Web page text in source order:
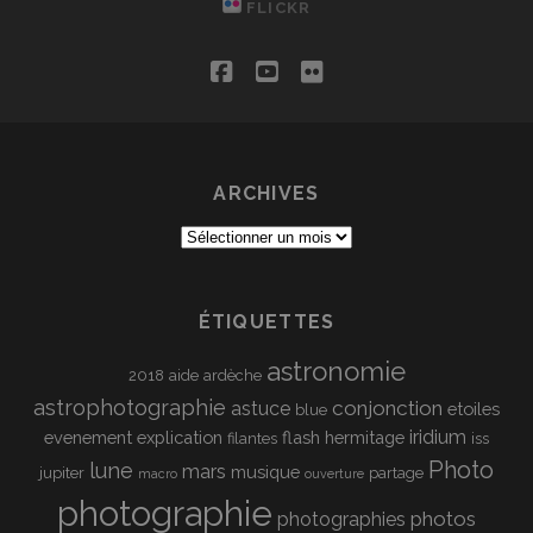
FLICKR
facebook
youtube
flickr
ARCHIVES
Archives
ÉTIQUETTES
2018 aide ardèche astronomie
astrophotographie astuce blue conjonction etoiles
evenement explication filantes flash hermitage iridium iss
jupiter lune macro mars musique ouverture partage Photo
photographie photographies photos